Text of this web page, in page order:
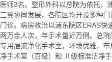
医师3名。整形外科以总院为依托，
三翼协同发展，各院区均开设多种
门诊。病房收治以浦东院区ERAS快
两万余人次，年手术量近万例。总
专用层流净化手术室，环境优雅，
净手术室（百级）和 Ⅱ级标准洁净